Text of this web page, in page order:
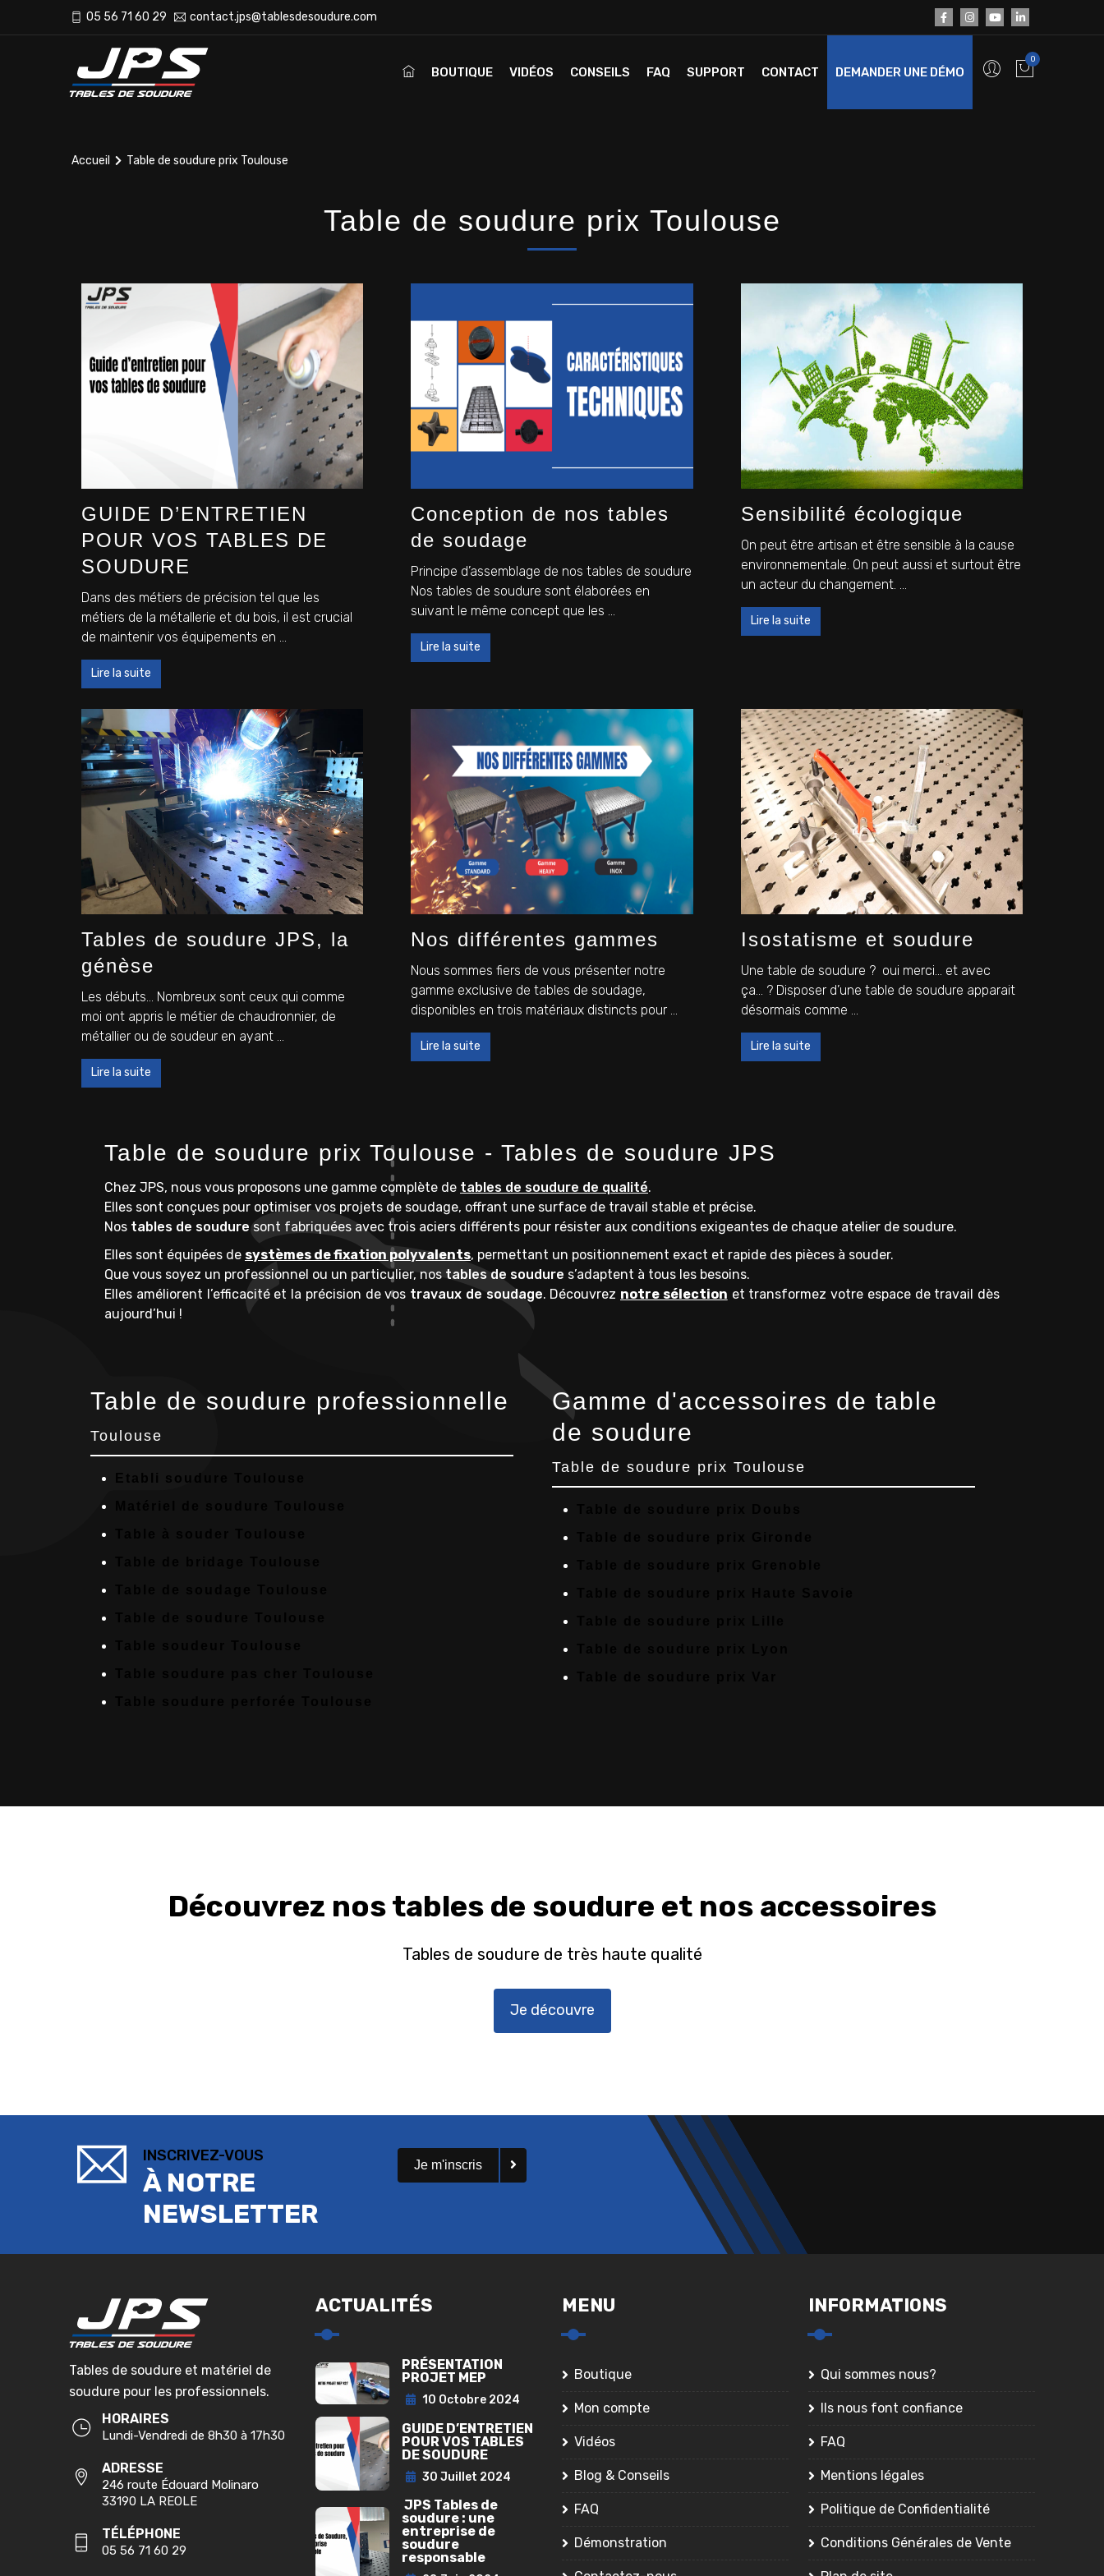
05 56 71 60 29 contact.jps@tablesdesoudure.com
0
BOUTIQUE VIDÉOS CONSEILS FAQ SUPPORT CONTACT DEMANDER UNE DÉMO
Accueil Table de soudure prix Toulouse
Table de soudure prix Toulouse
GUIDE D’ENTRETIEN
POUR VOS TABLES DE
SOUDURE
Dans des métiers de précision tel que les
métiers de la métallerie et du bois, il est crucial
de maintenir vos équipements en ...
Lire la suite
Conception de nos tables
de soudage
Principe d’assemblage de nos tables de soudure
Nos tables de soudure sont élaborées en
suivant le même concept que les ...
Lire la suite
Sensibilité écologique
On peut être artisan et être sensible à la cause
environnementale. On peut aussi et surtout être
un acteur du changement. ...
Lire la suite
Tables de soudure JPS, la
génèse
Les débuts… Nombreux sont ceux qui comme
moi ont appris le métier de chaudronnier, de
métallier ou de soudeur en ayant ...
Lire la suite
Nos différentes gammes
Nous sommes fiers de vous présenter notre
gamme exclusive de tables de soudage,
disponibles en trois matériaux distincts pour ...
Lire la suite
Isostatisme et soudure
Une table de soudure ? oui merci… et avec
ça… ? Disposer d’une table de soudure apparait
désormais comme ...
Lire la suite
Table de soudure prix Toulouse - Tables de soudure JPS
Chez JPS, nous vous proposons une gamme complète de tables de soudure de qualité.
Elles sont conçues pour optimiser vos projets de soudage, offrant une surface de travail stable et précise.
Nos tables de souduresont fabriquées avec trois aciers différents pour résister aux conditions exigeantes de chaque atelier de soudure.
Elles sont équipées de systèmes de fixation polyvalents, permettant un positionnement exact et rapide des pièces à souder.
Que vous soyez un professionnel ou un particulier, nos tables de soudure s’adaptent à tous les besoins.
Elles améliorent l’efficacité et la précision de vos travaux de soudage. Découvrez notre sélection et transformez votre espace de travail dès
aujourd’hui !
Table de soudure professionnelle
Toulouse
Gamme d'accessoires de table
de soudure
Table de soudure prix Toulouse
Découvrez nos tables de soudure et nos accessoires
Tables de soudure de très haute qualité
Je découvre
INSCRIVEZ-VOUS
À NOTRE
NEWSLETTER
Je m'inscris
Tables de soudure et matériel de
soudure pour les professionnels.
HORAIRES
Lundi-Vendredi de 8h30 à 17h30
ADRESSE
246 route Édouard Molinaro
33190 LA REOLE
TÉLÉPHONE
05 56 71 60 29
ACTUALITÉS
PRÉSENTATION
PROJET MEP
10 Octobre 2024
GUIDE D’ENTRETIEN
POUR VOS TABLES
DE SOUDURE
30 Juillet 2024
JPS Tables de
soudure : une
entreprise de
soudure
responsable
MENU
Boutique
Mon compte
Vidéos
Blog & Conseils
FAQ
Démonstration
INFORMATIONS
Qui sommes nous?
Ils nous font confiance
FAQ
Mentions légales
Politique de Confidentialité
Conditions Générales de Vente